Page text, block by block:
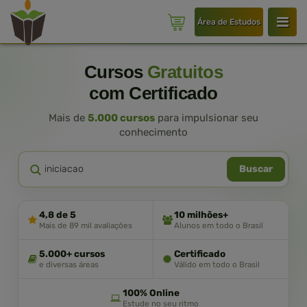
Área de Estudos
Cursos Gratuitos
com Certificado
Mais de 5.000 cursos para impulsionar seu
conhecimento
Buscar
4,8 de 5
Mais de 89 mil avaliações
10 milhões+
Alunos em todo o Brasil
5.000+ cursos
e diversas áreas
Certificado
Válido em todo o Brasil
100% Online
Estude no seu ritmo